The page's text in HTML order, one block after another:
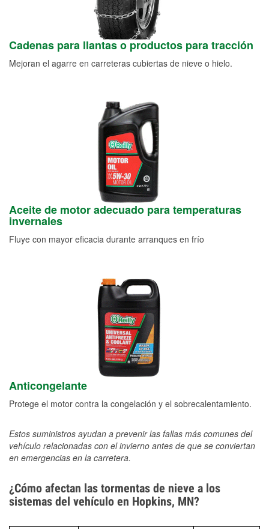
Cadenas para llantas o productos para tracción
Mejoran el agarre en carreteras cubiertas de nieve o hielo.
Aceite de motor adecuado para temperaturas
invernales
Fluye con mayor eficacia durante arranques en frío
Anticongelante
Protege el motor contra la congelación y el sobrecalentamiento.
Estos suministros ayudan a prevenir las fallas más comunes del
vehículo relacionadas con el invierno antes de que se conviertan
en emergencias en la carretera.
¿Cómo afectan las tormentas de nieve a los
sistemas del vehículo en Hopkins, MN?